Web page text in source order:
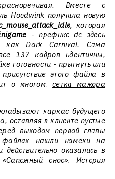
Вместе с
Hoodwink получила новую
, которая
- префикс dc здесь
как Dark Carnival. Сама
137 кадров идентичны,
готовности - прыгнуть или
этого файла в
о многом. сетка мажора
каркас будущего
оставляя в клиенте пустые
выходом первой главы
файлах нашли намёки на
оказались в
снос». История